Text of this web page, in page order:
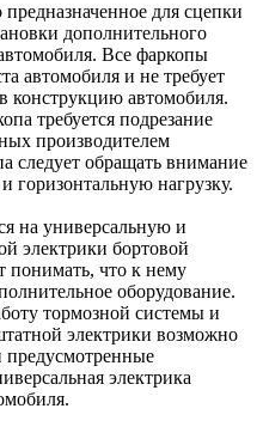
для сцепки
дополнительного
Все фаркопы
автомобиля и не требует
конструкцию автомобиля.
требуется подрезание
производителем
следует обращать внимание
горизонтальную нагрузку.
на универсальную и
электрики бортовой
понимать, что к нему
оборудование.
тормозной системы и
электрики возможно
предусмотренные
электрика